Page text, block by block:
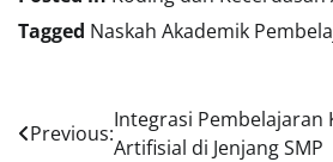
Tagged Naskah Akademik
Navigasi
Previous:
Integrasi Pembelajaran
Artifisial di Jenjang SMP